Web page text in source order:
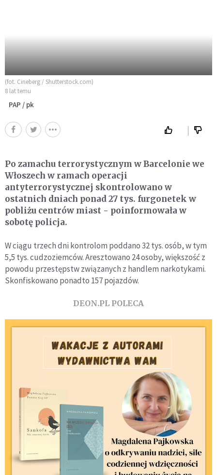
(fot. Cineberg / Shutterstock.com)
8 lat temu
PAP / pk
Po zamachu terrorystycznym w Barcelonie we
Włoszech w ramach operacji
antyterrorystycznej skontrolowano w
ostatnich dniach ponad 27 tys. furgonetek w
pobliżu centrów miast - poinformowała w
sobotę policja.
W ciągu trzech dni kontrolom poddano 32 tys. osób, w tym
5,5 tys. cudzoziemców. Aresztowano 24 osoby, większość z
powodu przestępstw związanych z handlem narkotykami.
Skonfiskowano ponadto 157 pojazdów.
DEON.PL POLECA